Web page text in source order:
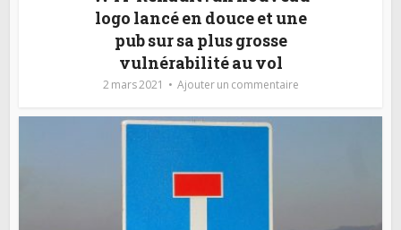
logo lancé en douce et une
pub sur sa plus grosse
vulnérabilité au vol
2 mars 2021 Ajouter un commentaire